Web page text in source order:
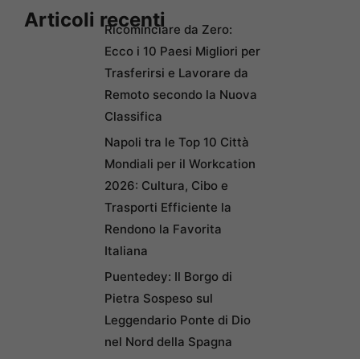
Articoli recentiRicominciare da Zero:
Ecco i 10 Paesi Migliori per
Trasferirsi e Lavorare da
Remoto secondo la Nuova
Classifica
Napoli tra le Top 10 Città
Mondiali per il Workcation
2026: Cultura, Cibo e
Trasporti Efficiente la
Rendono la Favorita
Italiana
Puentedey: Il Borgo di
Pietra Sospeso sul
Leggendario Ponte di Dio
nel Nord della Spagna